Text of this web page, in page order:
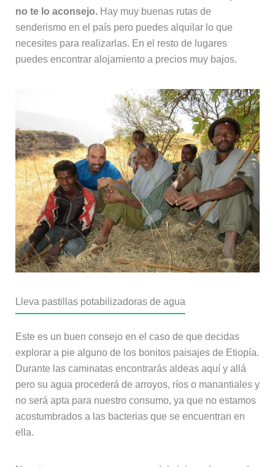
no te lo aconsejo.Hay muy buenas rutas de
senderismo en el país pero puedes alquilar lo que
necesites para realizarlas. En el resto de lugares
puedes encontrar alojamiento a precios muy bajos.
Lleva pastillas potabilizadoras de agua
Este es un buen consejo en el caso de que decidas
explorar a pie alguno de los bonitos paisajes de Etiopía.
Durante las caminatas encontrarás aldeas aquí y allá
pero su agua procederá de arroyos, ríos o manantiales y
no será apta para nuestro consumo, ya que no estamos
acostumbrados a las bacterias que se encuentran en
ella.